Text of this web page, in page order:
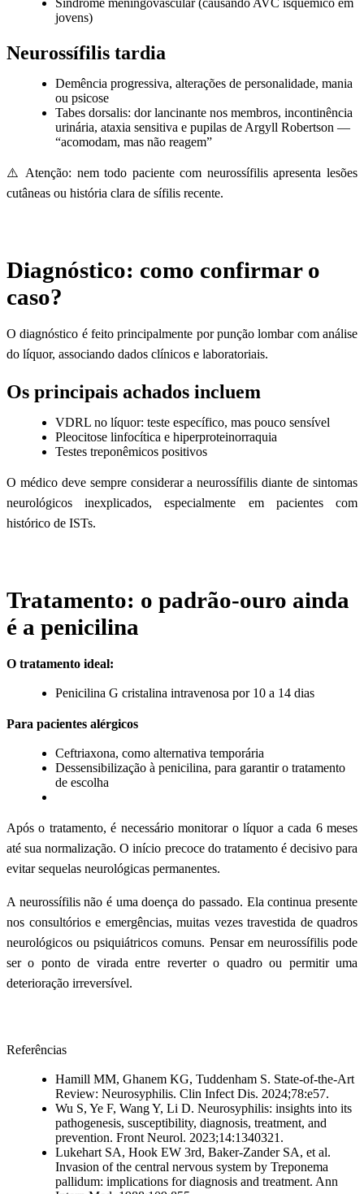
Síndrome meningovascular (causando AVC isquêmico em
jovens)
Neurossífilis tardia
Demência progressiva, alterações de personalidade, mania
ou psicose
Tabes dorsalis: dor lancinante nos membros, incontinência
urinária, ataxia sensitiva e pupilas de Argyll Robertson —
“acomodam, mas não reagem”
⚠️ Atenção: nem todo paciente com neurossífilis apresenta lesões
cutâneas ou história clara de sífilis recente.
Diagnóstico: como confirmar o
caso?
O diagnóstico é feito principalmente por punção lombar com análise
do líquor, associando dados clínicos e laboratoriais.
Os principais achados incluem
VDRL no líquor: teste específico, mas pouco sensível
Pleocitose linfocítica e hiperproteinorraquia
Testes treponêmicos positivos
O médico deve sempre considerar a neurossífilis diante de sintomas
neurológicos inexplicados, especialmente em pacientes com
histórico de ISTs.
Tratamento: o padrão-ouro ainda
é a penicilina
O tratamento ideal:
Penicilina G cristalina intravenosa por 10 a 14 dias
Para pacientes alérgicos
Ceftriaxona, como alternativa temporária
Dessensibilização à penicilina, para garantir o tratamento
de escolha
Após o tratamento, é necessário monitorar o líquor a cada 6 meses
até sua normalização. O início precoce do tratamento é decisivo para
evitar sequelas neurológicas permanentes.
A neurossífilis não é uma doença do passado. Ela continua presente
nos consultórios e emergências, muitas vezes travestida de quadros
neurológicos ou psiquiátricos comuns. Pensar em neurossífilis pode
ser o ponto de virada entre reverter o quadro ou permitir uma
deterioração irreversível.
Referências
Hamill MM, Ghanem KG, Tuddenham S. State-of-the-Art
Review: Neurosyphilis. Clin Infect Dis. 2024;78:e57.
Wu S, Ye F, Wang Y, Li D. Neurosyphilis: insights into its
pathogenesis, susceptibility, diagnosis, treatment, and
prevention. Front Neurol. 2023;14:1340321.
Lukehart SA, Hook EW 3rd, Baker-Zander SA, et al.
Invasion of the central nervous system by Treponema
pallidum: implications for diagnosis and treatment. Ann